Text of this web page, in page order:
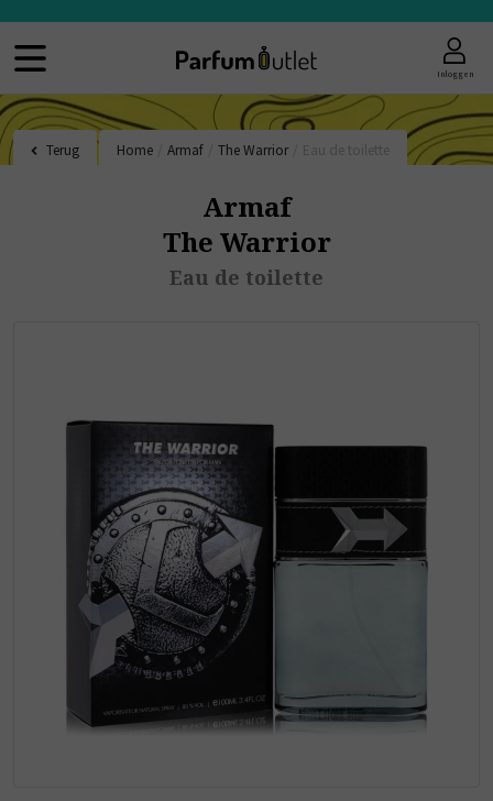
Inloggen
Terug Home Armaf The Warrior
Armaf
The Warrior
Eau de toilette